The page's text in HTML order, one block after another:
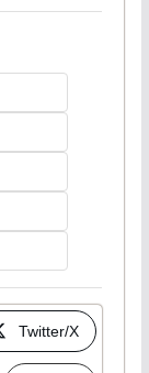
Twitter/X